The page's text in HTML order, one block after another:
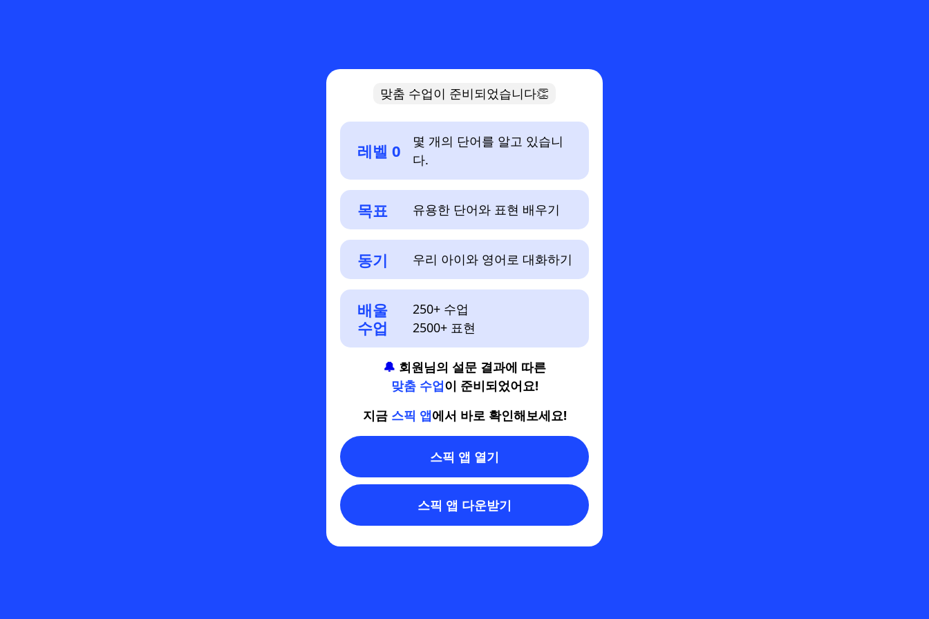
맞춤 수업이 준비되었습니다👏
레벨 0
몇 개의 단어를 알고 있습니
다.
목표 유용한 단어와 표현 배우기
동기 우리 아이와 영어로 대화하기
배울
수업
250+ 수업
2500+ 표현
🔔 회원님의 설문 결과에 따른
맞춤 수업이 준비되었어요!
지금 스픽 앱에서 바로 확인해보세요!
스픽 앱 열기
스픽 앱 다운받기